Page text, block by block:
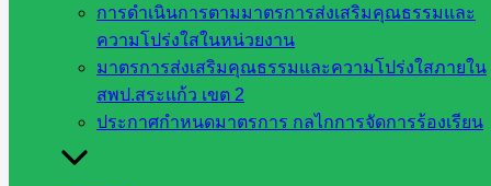
การดำเนินการตามมาตรการส่งเสริมคุณธรรมและ
ความโปร่งใสในหน่วยงาน
มาตรการส่งเสริมคุณธรรมและความโปร่งใสภายใน
สพป.สระแก้ว เขต 2
ประกาศกำหนดมาตรการ กลไกการจัดการร้องเรียน
ตรวจสอบ ประเมินผลและนิเทศการศึกษา
(ก.ต.ป.น.) ของเขตพื้นที่การศึกษา ประจำ
ปีงบประมาณ 2567